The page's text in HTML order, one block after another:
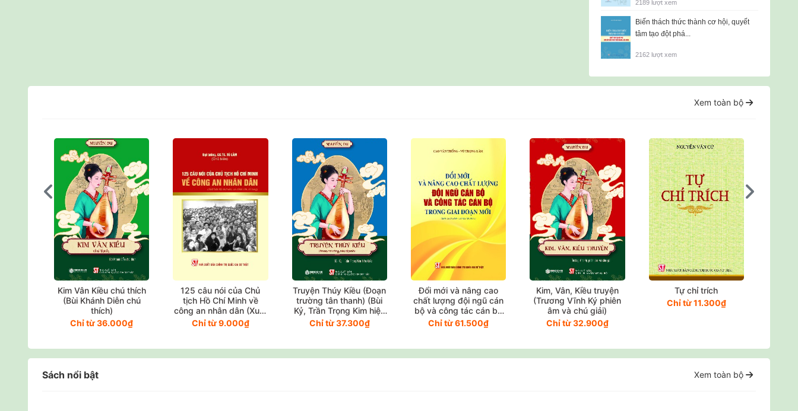
2189 lượt xem
Biến thách thức thành cơ hội, quyết
tâm tạo đột phá...
2162 lượt xem
Xem toàn bộ
Kim Vân Kiều chú thích
(Bùi Khánh Diễn chú
thích)
Chỉ từ 36.000₫
125 câu nói của Chủ
tịch Hồ Chí Minh về
công an nhân dân (Xuất
bản lần thứ năm, có
chỉnh sửa, bổ sung)
Chỉ từ 9.000₫
Truyện Thúy Kiều (Đoạn
trường tân thanh) (Bùi
Kỷ, Trần Trọng Kim hiệu
khảo)
Chỉ từ 37.300₫
Đổi mới và nâng cao
chất lượng đội ngũ cán
bộ và công tác cán bộ
trong giai đoạn mới
(Sách chuyên khảo)
Chỉ từ 61.500₫
Kim, Vân, Kiều truyện
(Trương Vĩnh Ký phiên
âm và chú giải)
Chỉ từ 32.900₫
Tự chỉ trích
Chỉ từ 11.300₫
Sách nổi bật Xem toàn bộ